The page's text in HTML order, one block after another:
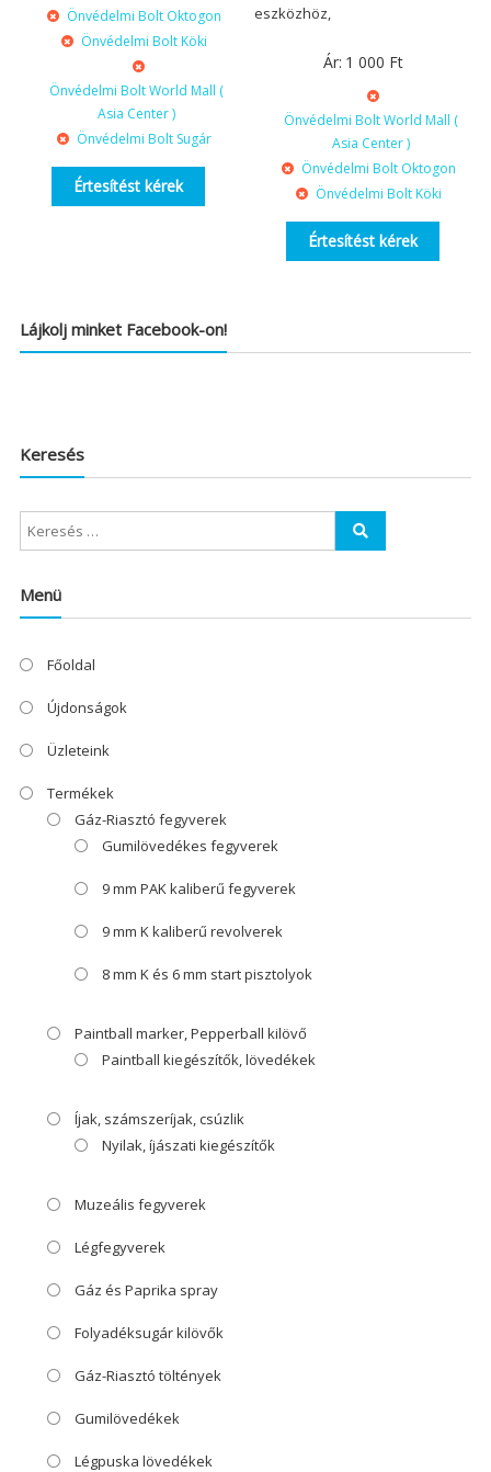
Önvédelmi Bolt Oktogon
Önvédelmi Bolt Köki
Önvédelmi Bolt World Mall (
Asia Center )
Önvédelmi Bolt Sugár
Értesítést kérek
eszközhöz,
Ár: 1 000 Ft
Önvédelmi Bolt World Mall (
Asia Center )
Önvédelmi Bolt Oktogon
Önvédelmi Bolt Köki
Értesítést kérek
Lájkolj minket Facebook-on!
Keresés
Menü
Főoldal
Újdonságok
Üzleteink
Termékek
Gáz-Riasztó fegyverek
Gumilövedékes fegyverek
9 mm PAK kaliberű fegyverek
9 mm K kaliberű revolverek
8 mm K és 6 mm start pisztolyok
Paintball marker, Pepperball kilövő
Paintball kiegészítők, lövedékek
Íjak, számszeríjak, csúzlik
Nyilak, íjászati kiegészítők
Muzeális fegyverek
Légfegyverek
Gáz és Paprika spray
Folyadéksugár kilövők
Gáz-Riasztó töltények
Gumilövedékek
Légpuska lövedékek